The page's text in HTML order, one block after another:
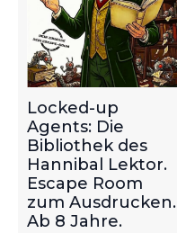
Locked-up
Agents: Die
Bibliothek des
Hannibal Lektor.
Escape Room
zum Ausdrucken.
Ab 8 Jahre.